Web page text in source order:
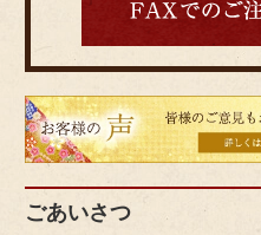
皆
様
の
ご
意
ごあいさつ